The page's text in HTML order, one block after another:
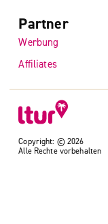
Copyright: © 2026
Alle Rechte vorbehalten
Partner
Werbung
Affiliates